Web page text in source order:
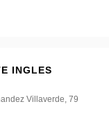
INGLES
Villaverde, 79